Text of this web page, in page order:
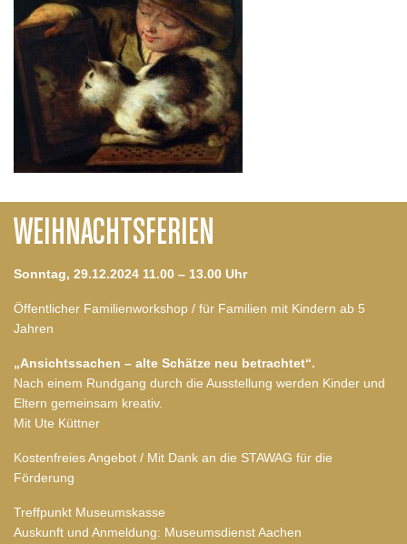
WEIHNACHTSFERIEN
Sonntag, 29.12.2024 11.00 – 13.00 Uhr
Öffentlicher Familienworkshop / für Familien mit Kindern ab 5
Jahren
„Ansichtssachen – alte Schätze neu betrachtet“.
Nach einem Rundgang durch die Ausstellung werden Kinder und
Eltern gemeinsam kreativ.
Mit Ute Küttner
Kostenfreies Angebot / Mit Dank an die STAWAG für die
Förderung
Treffpunkt Museumskasse
Auskunft und Anmeldung: Museumsdienst Aachen